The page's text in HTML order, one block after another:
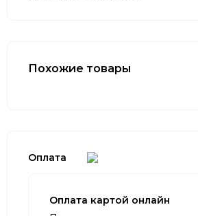
Похожие товары
Оплата
Оплата картой онлайн